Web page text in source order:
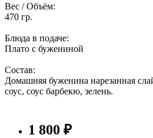
Вес / Объём:
470 гр.
Блюда в подаче:
Плато с бужениной
Состав:
Домашняя буженина нарезанная
соус, соус барбекю, зелень.
1 800 ₽